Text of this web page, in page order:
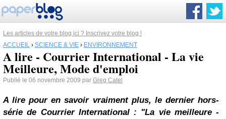
Les articles de votre blog ici ? Inscrivez votre blog !
ACCUEIL › SCIENCE & VIE › ENVIRONNEMENT
A lire - Courrier International - La vie
Meilleure, Mode d'emploi
Publié le 06 novembre 2009 par Greg Catel
A lire pour en savoir vraiment plus, le dernier hors-
série de Courrier International : "La vie meilleure -